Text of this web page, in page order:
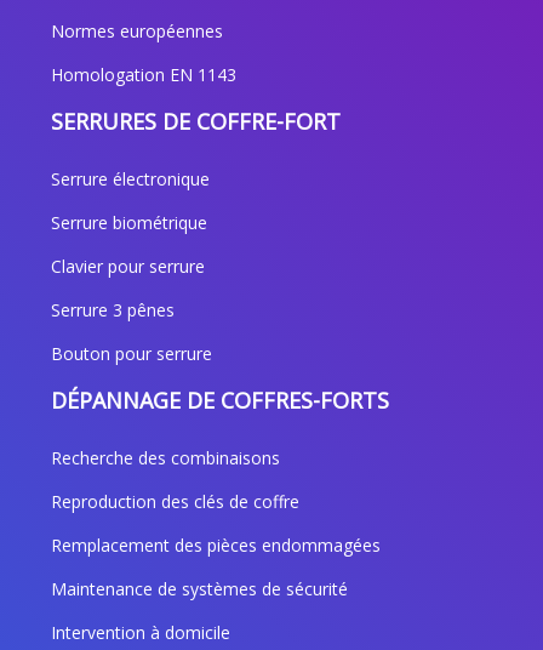
Normes européennes
Homologation EN 1143
SERRURES DE COFFRE-FORT
Serrure électronique
Serrure biométrique
Clavier pour serrure
Serrure 3 pênes
Bouton pour serrure
DÉPANNAGE DE COFFRES-FORTS
Recherche des combinaisons
Reproduction des clés de coffre
Remplacement des pièces endommagées
Maintenance de systèmes de sécurité
Intervention à domicile